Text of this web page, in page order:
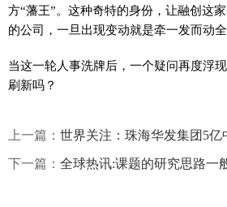
方“藩王”。这种奇特的身份，让融创这
的公司，一旦出现变动就是牵一发而动全
当这一轮人事洗牌后，一个疑问再度浮
刷新吗？
上一篇： 世界关注：珠海华发集团5亿中期
下一篇： 全球热讯:课题的研究思路一般是